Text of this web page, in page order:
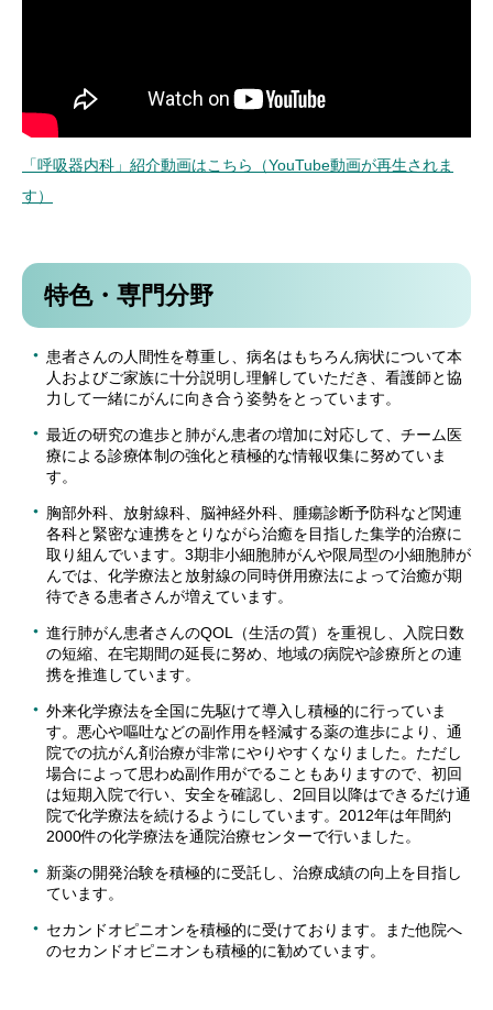
「呼吸器内科」紹介動画はこちら（YouTube動画が再生されま
す）
特色・専門分野
患者さんの人間性を尊重し、病名はもちろん病状について本
人およびご家族に十分説明し理解していただき、看護師と協
力して一緒にがんに向き合う姿勢をとっています。
最近の研究の進歩と肺がん患者の増加に対応して、チーム医
療による診療体制の強化と積極的な情報収集に努めていま
す。
胸部外科、放射線科、脳神経外科、腫瘍診断予防科など関連
各科と緊密な連携をとりながら治癒を目指した集学的治療に
取り組んでいます。3期非小細胞肺がんや限局型の小細胞肺が
んでは、化学療法と放射線の同時併用療法によって治癒が期
待できる患者さんが増えています。
進行肺がん患者さんのQOL（生活の質）を重視し、入院日数
の短縮、在宅期間の延長に努め、地域の病院や診療所との連
携を推進しています。
外来化学療法を全国に先駆けて導入し積極的に行っていま
す。悪心や嘔吐などの副作用を軽減する薬の進歩により、通
院での抗がん剤治療が非常にやりやすくなりました。ただし
場合によって思わぬ副作用がでることもありますので、初回
は短期入院で行い、安全を確認し、2回目以降はできるだけ通
院で化学療法を続けるようにしています。2012年は年間約
2000件の化学療法を通院治療センターで行いました。
新薬の開発治験を積極的に受託し、治療成績の向上を目指し
ています。
セカンドオピニオンを積極的に受けております。また他院へ
のセカンドオピニオンも積極的に勧めています。